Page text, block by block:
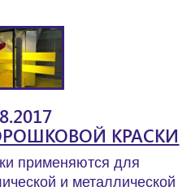
КРАСКИ
применяются для
и металлической